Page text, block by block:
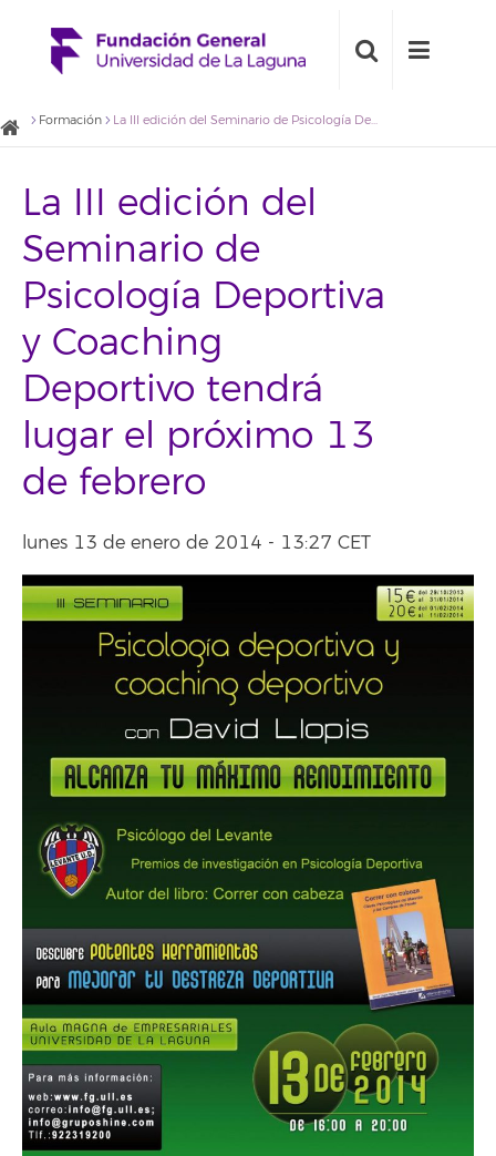
Formación La III edición del Seminario de Psicología Deportiva y Coaching Deportivo tendrá lugar el próximo 13 de febrero
La III edición del
Seminario de
Psicología Deportiva
y Coaching
Deportivo tendrá
lugar el próximo 13
de febrero
lunes 13 de enero de 2014 - 13:27 CET